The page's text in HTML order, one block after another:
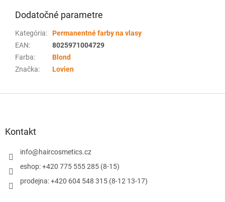
Dodatočné parametre
Kategória:
Permanentné farby na vlasy
EAN:
8025971004729
Farba:
Blond
Značka: Lovien
Kontakt
info@haircosmetics.cz
eshop: +420 775 555 285 (8-15)
prodejna: +420 604 548 315 (8-12 13-17)